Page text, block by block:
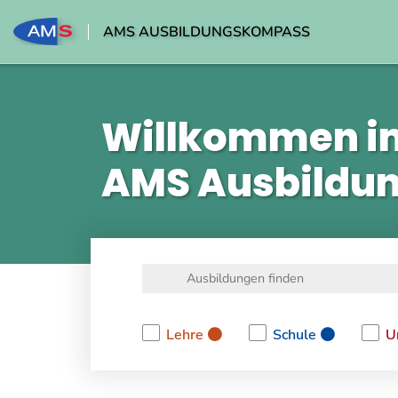
AMS AUSBILDUNGSKOMPASS
Willkommen
AMS
Lehre
Schule